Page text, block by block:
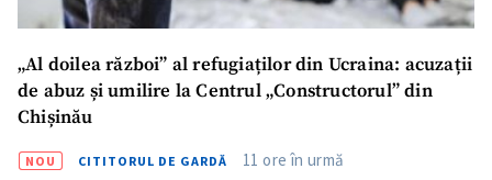
„Al doilea război” al refugiaților din Ucraina: acuzații
de abuz și umilire la Centrul „Constructorul” din
Chișinău
NOU CITITORUL DE GARDĂ 11 ore în urmă
TRIMITE ȘTIREA